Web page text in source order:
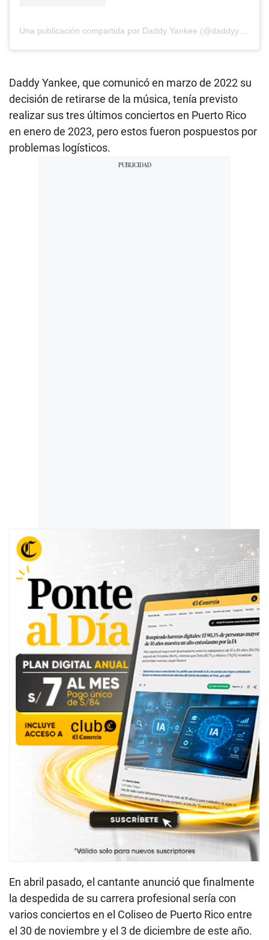
Una publicación compartida por Daddy Yankee (@daddyyankee)
Daddy Yankee, que comunicó en marzo de 2022 su
decisión de retirarse de la música, tenía previsto
realizar sus tres últimos conciertos en Puerto Rico
en enero de 2023, pero estos fueron pospuestos por
problemas logísticos.
En abril pasado, el cantante anunció que finalmente
la despedida de su carrera profesional sería con
varios conciertos en el Coliseo de Puerto Rico entre
el 30 de noviembre y el 3 de diciembre de este año.